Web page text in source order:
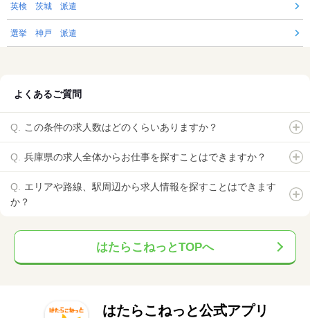
英検 茨城 派遣
選挙 神戸 派遣
よくあるご質問
この条件の求人数はどのくらいありますか？
兵庫県の求人全体からお仕事を探すことはできますか？
エリアや路線、駅周辺から求人情報を探すことはできます
か？
はたらこねっとTOPへ
はたらこねっと公式アプリ